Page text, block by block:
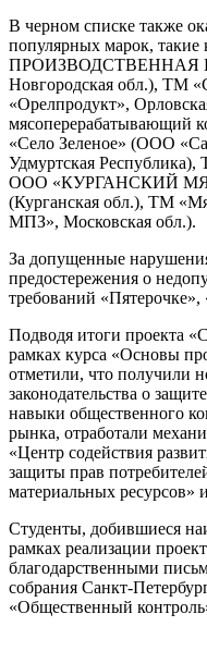
В черном списке также
популярных марок,
ПРОИЗВОДСТВЕННАЯ
Новгородская обл.), ТМ
«Орелпродукт»,
мясоперерабатывающий
«Село Зеленое» (ООО
Удмуртская
ООО «КУРГАНСКИЙ
(Курганская обл.), ТМ
МПЗ», Московская обл.).
За допущенные
предостережения о
требований
Подводя итоги проекта
рамках курса «Основы
отметили, что получили
законодательства о
навыки общественного
рынка, отработали
«Центр содействия
защиты прав
материальных ресурсов»
Студенты, добившиеся
рамках реализации
благодарственными
собрания Санкт-
«Общественный